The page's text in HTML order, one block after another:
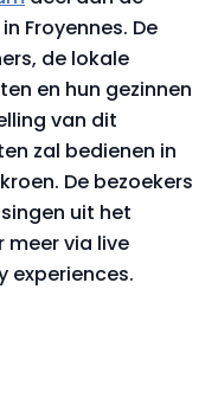
in Froyennes. De
de lokale
en hun gezinnen
van dit
zal bedienen in
De bezoekers
uit het
meer via live
experiences.